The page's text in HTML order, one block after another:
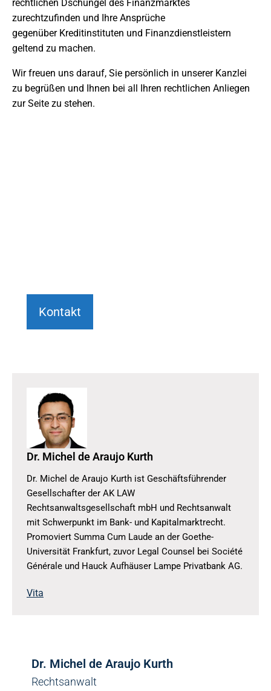
rechtlichen Dschungel des Finanzmarktes
zurechtzufinden und Ihre Ansprüche
gegenüber Kreditinstituten und Finanzdienstleistern
geltend zu machen.
Wir freuen uns darauf, Sie persönlich in unserer Kanzlei
zu begrüßen und Ihnen bei all Ihren rechtlichen Anliegen
zur Seite zu stehen.
Kontakt
Dr. Michel de Araujo Kurth
Dr. Michel de Araujo Kurth ist Geschäftsführender
Gesellschafter der AK LAW
Rechtsanwaltsgesellschaft mbH und Rechtsanwalt
mit Schwerpunkt im Bank- und Kapitalmarktrecht.
Promoviert Summa Cum Laude an der Goethe-
Universität Frankfurt, zuvor Legal Counsel bei Société
Générale und Hauck Aufhäuser Lampe Privatbank AG.
Vita
Dr. Michel de Araujo Kurth
Rechtsanwalt